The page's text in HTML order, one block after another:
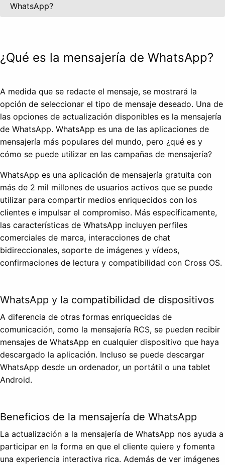
WhatsApp?
¿Qué es la mensajería de WhatsApp?
A medida que se redacte el mensaje, se mostrará la
opción de seleccionar el tipo de mensaje deseado. Una de
las opciones de actualización disponibles es la mensajería
de WhatsApp. WhatsApp es una de las aplicaciones de
mensajería más populares del mundo, pero ¿qué es y
cómo se puede utilizar en las campañas de mensajería?
WhatsApp es una aplicación de mensajería gratuita con
más de 2 mil millones de usuarios activos que se puede
utilizar para compartir medios enriquecidos con los
clientes e impulsar el compromiso. Más específicamente,
las características de WhatsApp incluyen perfiles
comerciales de marca, interacciones de chat
bidireccionales, soporte de imágenes y vídeos,
confirmaciones de lectura y compatibilidad con Cross OS.
WhatsApp y la compatibilidad de dispositivos
A diferencia de otras formas enriquecidas de
comunicación, como la mensajería RCS, se pueden recibir
mensajes de WhatsApp en cualquier dispositivo que haya
descargado la aplicación. Incluso se puede descargar
WhatsApp desde un ordenador, un portátil o una tablet
Android.
Beneficios de la mensajería de WhatsApp
La actualización a la mensajería de WhatsApp nos ayuda a
participar en la forma en que el cliente quiere y fomenta
una experiencia interactiva rica. Además de ver imágenes